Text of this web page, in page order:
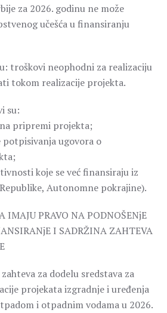
za 2026. godinu ne može
učešća u finansiranju
troškovi neophodni za realizaciju
tokom realizacije projekta.
su:
pripremi projekta;
ugovora o
koje se već finansiraju iz
Autonomne pokrajine).
IMAJU PRAVO NA PODNOŠENjE
I SADRŽINA ZAHTEVA
za dodelu sredstava za
projekata izgradnje i uređenja
i otpadnim vodama u 2026.